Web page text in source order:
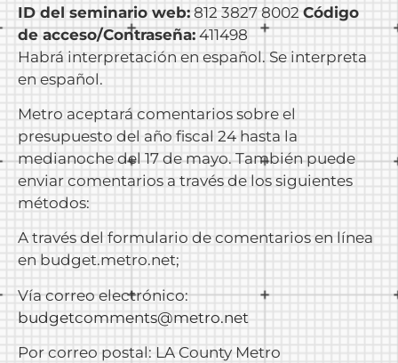
ID del seminario web: 812 3827 8002 Código
de acceso/Contraseña:411498
Habrá interpretación en español. Se interpreta
en español.
Metro aceptará comentarios sobre el
presupuesto del año fiscal 24 hasta la
medianoche del 17 de mayo. También puede
enviar comentarios a través de los siguientes
métodos:
A través del formulario de comentarios en línea
en budget.metro.net;
Vía correo electrónico:
budgetcomments@metro.net
Por correo postal: LA County Metro